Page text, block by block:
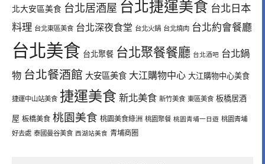
北大安區美食 台北居酒屋 台北捷運美食 台北日本
料理 台北東區美食 台北深夜食堂 台北火鍋 台北燒肉 台北約會餐廳
台北美食 台北聚餐 台北聚餐餐廳 台北酒吧 台北鍋
物 台北餐酒館 大安區美食 大江購物中心 大江購物中心美食
捷運中山站美食 捷運美食 新北美食 新竹美食 東區美食 板橋居酒
屋 板橋美食 桃園美食 桃園美食綠洲 桃園聚餐 桃園青埔一日遊 桃園青埔
好去處 泰國曼谷美食 西湖站美食 青埔商圈